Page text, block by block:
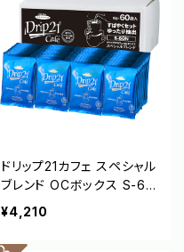
ドリップ21カフェ スペシャル
ブレンド OCボックス S-60
N [3381]
¥4,210